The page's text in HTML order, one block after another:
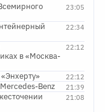
23:05
22:34
22:12
в «Москва-
22:12
21:39
Benz
21:08